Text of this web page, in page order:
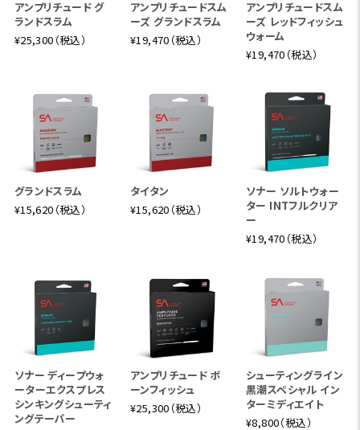
アンプリチュード グ
ランドスラム
¥25,300（税込）
アンプリチュードスム
ーズ グランドスラム
¥19,470（税込）
アンプリチュードスム
ーズ レッドフィッシュ
ウォーム
¥19,470（税込）
グランドスラム
¥15,620（税込）
タイタン
¥15,620（税込）
ソナー ソルトウォー
ター INTフルクリア
ー
¥19,470（税込）
ソナー ディープウォ
ーターエクスプレス
シンキングシューティ
ングテーパー
アンプリチュード ボ
ーンフィッシュ
¥25,300（税込）
シューティングライン
黒潮スペシャル イン
ターミディエイト
¥8,800（税込）